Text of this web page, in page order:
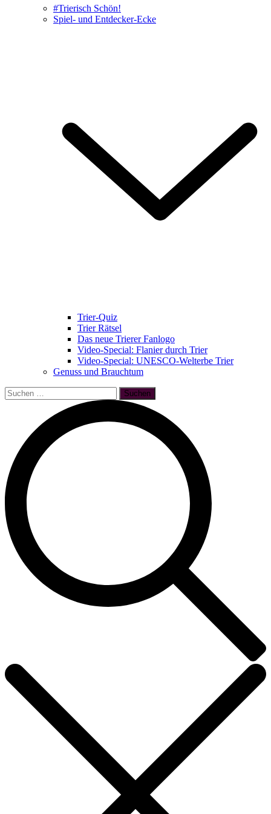
#Trierisch Schön!
Spiel- und Entdecker-Ecke
Trier-Quiz
Trier Rätsel
Das neue Trierer Fanlogo
Video-Special: Flanier durch Trier
Video-Special: UNESCO-Welterbe Trier
Genuss und Brauchtum
Suchen
nach: